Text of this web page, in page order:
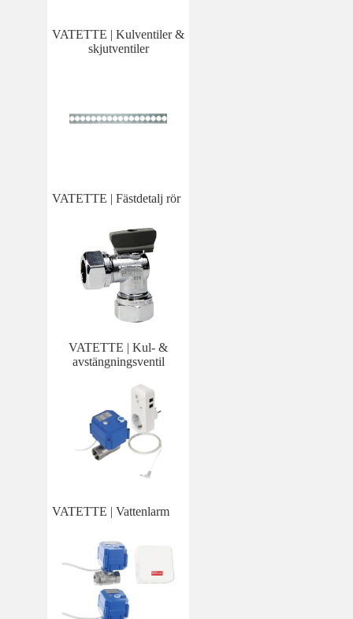
VATETTE | Kulventiler &
skjutventiler
VATETTE | Fästdetalj rör
VATETTE | Kul- &
avstängningsventil
VATETTE | Vattenlarm